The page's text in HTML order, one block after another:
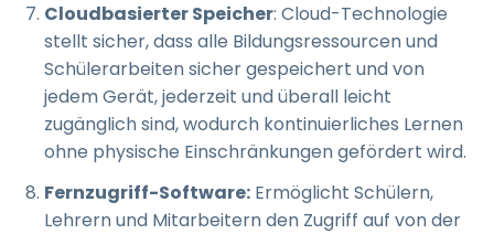
Cloudbasierter Speicher: Cloud-Technologie
stellt sicher, dass alle Bildungsressourcen und
Schülerarbeiten sicher gespeichert und von
jedem Gerät, jederzeit und überall leicht
zugänglich sind, wodurch kontinuierliches Lernen
ohne physische Einschränkungen gefördert wird.
Fernzugriff-Software: Ermöglicht Schülern,
Lehrern und Mitarbeitern den Zugriff auf von der